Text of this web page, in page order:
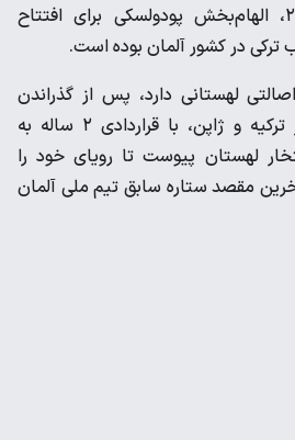
سال های ۲۰۱۵ تا ۲۰۱۷، الهام‌بخش پودولسکی برای افتتاح
در کشور آلمان بوده است.
ساله که اصالتی لهستانی دارد، پس از گذراندن
دورانی از فوتبال خود در ترکیه و ژاپن، با قراردادی ۲ ساله به
لهستان پیوست تا رویای خود را
مقصد ستاره سابق تیم ملی آلمان